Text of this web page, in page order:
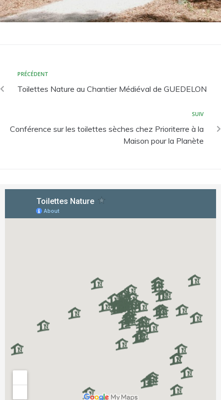
PRÉCÉDENT
Toilettes Nature au Chantier Médiéval de GUEDELON
SUIV
Conférence sur les toilettes sèches chez Prioriterre à la
Maison pour la Planète